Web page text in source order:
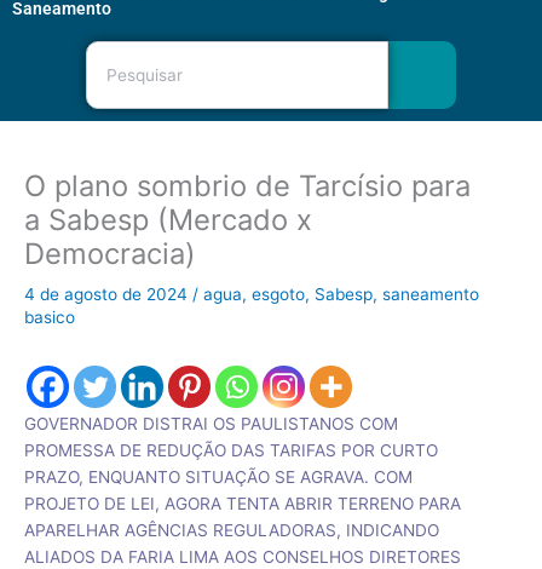
Saneamento
Pesquisar
O plano sombrio de Tarcísio para
a Sabesp (Mercado x
Democracia)
4 de agosto de 2024 / agua, esgoto, Sabesp, saneamento
basico
GOVERNADOR DISTRAI OS PAULISTANOS COM
PROMESSA DE REDUÇÃO DAS TARIFAS POR CURTO
PRAZO, ENQUANTO SITUAÇÃO SE AGRAVA. COM
PROJETO DE LEI, AGORA TENTA ABRIR TERRENO PARA
APARELHAR AGÊNCIAS REGULADORAS, INDICANDO
ALIADOS DA FARIA LIMA AOS CONSELHOS DIRETORES